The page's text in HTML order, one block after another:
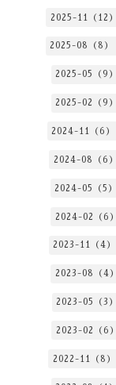
2025-11（12）
2025-08（8）
2025-05（9）
2025-02（9）
2024-11（6）
2024-08（6）
2024-05（5）
2024-02（6）
2023-11（4）
2023-08（4）
2023-05（3）
2023-02（6）
2022-11（8）